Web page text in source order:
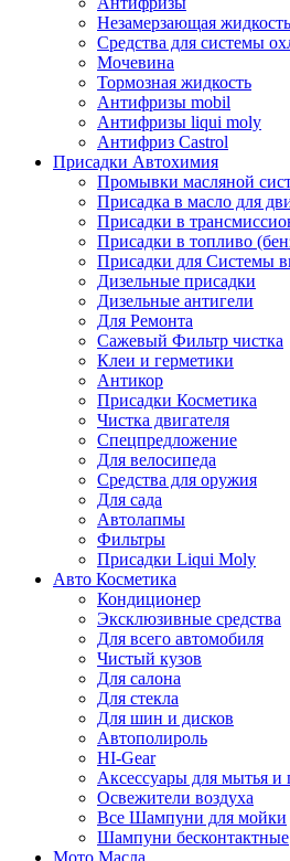
Незамерзающая жидкость
Средства для системы
Мочевина
Тормозная жидкость
Антифризы mobil
Антифризы liqui moly
Антифриз Castrol
Присадки Автохимия
Промывки масляной
Присадка в масло для
Присадки в
Присадки в топливо
Присадки для Системы
Дизельные присадки
Дизельные антигели
Для Ремонта
Сажевый Фильтр чистка
Клеи и герметики
Антикор
Присадки Косметика
Чистка двигателя
Спецпредложение
Для велосипеда
Средства для оружия
Для сада
Автолапмы
Фильтры
Присадки Liqui Moly
Авто Косметика
Кондиционер
Эксклюзивные средства
Для всего автомобиля
Чистый кузов
Для салона
Для стекла
Для шин и дисков
Автополироль
HI-Gear
Аксессуары для мытья и
Освежители воздуха
Все Шампуни для мойки
Шампуни бесконтактные
Мото Масла